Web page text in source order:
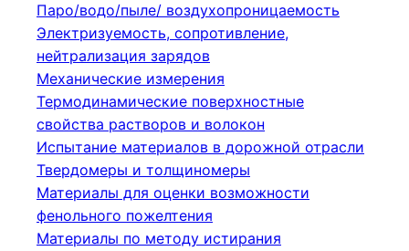
Паро/водо/пыле/ воздухопроницаемость
Электризуемость, сопротивление,
нейтрализация зарядов
Механические измерения
Термодинамические поверхностные
свойства растворов и волокон
Испытание материалов в дорожной отрасли
Твердомеры и толщиномеры
Материалы для оценки возможности
фенольного пожелтения
Материалы по методу истирания